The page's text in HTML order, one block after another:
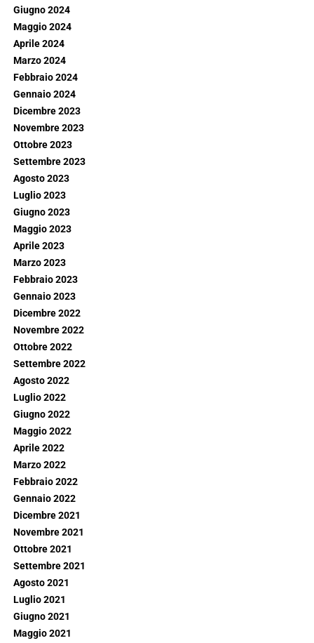
Giugno 2024
Maggio 2024
Aprile 2024
Marzo 2024
Febbraio 2024
Gennaio 2024
Dicembre 2023
Novembre 2023
Ottobre 2023
Settembre 2023
Agosto 2023
Luglio 2023
Giugno 2023
Maggio 2023
Aprile 2023
Marzo 2023
Febbraio 2023
Gennaio 2023
Dicembre 2022
Novembre 2022
Ottobre 2022
Settembre 2022
Agosto 2022
Luglio 2022
Giugno 2022
Maggio 2022
Aprile 2022
Marzo 2022
Febbraio 2022
Gennaio 2022
Dicembre 2021
Novembre 2021
Ottobre 2021
Settembre 2021
Agosto 2021
Luglio 2021
Giugno 2021
Maggio 2021